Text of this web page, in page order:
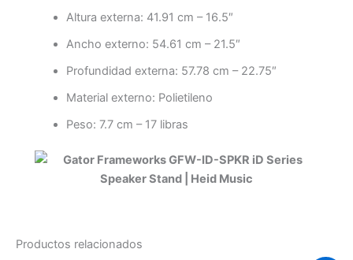
Altura externa: 41.91 cm – 16.5″
Ancho externo: 54.61 cm – 21.5″
Profundidad externa: 57.78 cm – 22.75″
Material externo: Polietileno
Peso: 7.7 cm – 17 libras
Productos relacionados